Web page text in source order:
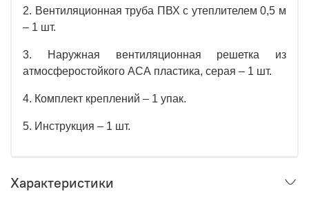
2. Вентиляционная труба ПВХ с утеплителем 0,5 м
– 1 шт.
3. Наружная вентиляционная решетка из
атмосферостойкого АСА пластика, серая – 1 шт.
4. Комплект креплений – 1 упак.
5. Инструкция – 1 шт.
Характеристики